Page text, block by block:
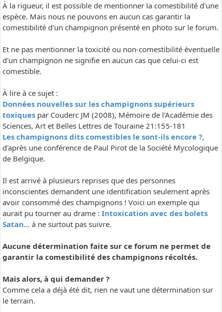
À la rigueur, il est possible de mentionner la comestibilité d'une
espèce. Mais nous ne pouvons en aucun cas garantir la
comestibilité d'un champignon présenté en photo sur le forum.
Et ne pas mentionner la toxicité ou non-comestibilité éventuelle
d'un champignon ne signifie en aucun cas que celui-ci est
comestible.
À lire à ce sujet :
Données nouvelles sur les champignons supérieurs
toxiques par Couderc JM (2008), Mémoire de l'Académie des
Sciences, Art et Belles Lettres de Touraine 21:155-181
Les champignons dits comestibles le sont-ils encore ?,
d'après une conférence de Paul Pirot de la Société Mycologique
de Belgique.
Il est arrivé à plusieurs reprises que des personnes
inconscientes demandent une identification seulement après
avoir consommé des champignons ! Voici un exemple qui
aurait pu tourner au drame : Intoxication avec des bolets
Satan... à ne surtout pas suivre.
Aucune détermination faite sur ce forum ne permet de
garantir la comestibilité des champignons récoltés.
Mais alors, à qui demander ?
Comme cela a déjà été dit, rien ne vaut une détermination sur
le terrain.